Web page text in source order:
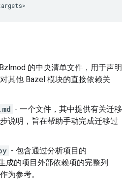
的中央清单文件，用于声明
其他 Bazel 模块的直接依赖关
- 一个文件，其中提供有关迁移
说明，旨在帮助手动完成迁移过
- 包含通过分析项目的
成的项目外部依赖项的完整列
为参考。